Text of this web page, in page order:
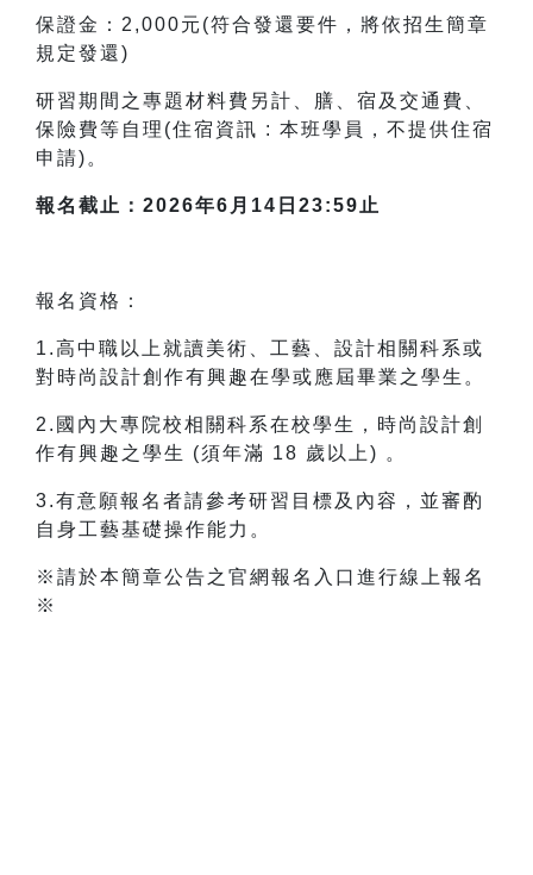
保證金：2,000元(符合發還要件，將依招生簡章
規定發還)
研習期間之專題材料費另計、膳、宿及交通費、
保險費等自理(住宿資訊 : 本班學員，不提供住宿
申請)。
報名截止：2026年6月14日23:59止
報名資格：
1.高中職以上就讀美術、工藝、設計相關科系或
對時尚設計創作有興趣在學或應屆畢業之學生。
2.國內大專院校相關科系在校學生，時尚設計創
作有興趣之學生 (須年滿 18 歲以上) 。
3.有意願報名者請參考研習目標及內容，並審酌
自身工藝基礎操作能力。
※請於本簡章公告之官網報名入口進行線上報名
※